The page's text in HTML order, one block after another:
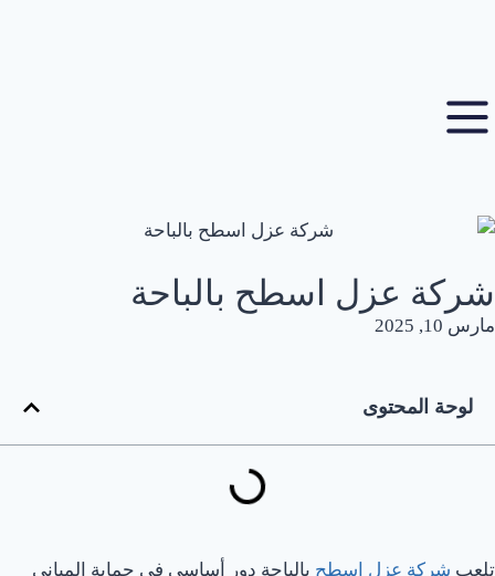
شركة عزل اسطح بالباحة
مارس 10, 2025
لوحة المحتوى
تلعب شركة عزل اسطح بالباحة دور أساسي في حماية المباني